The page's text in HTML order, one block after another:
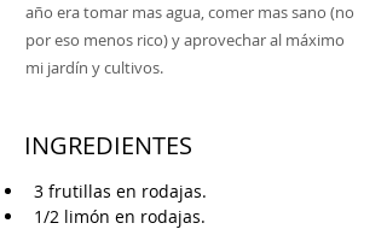
año era tomar mas agua, comer mas sano (no
por eso menos rico) y aprovechar al máximo
mi jardín y cultivos.
INGREDIENTES
3 frutillas en rodajas.
1/2 limón en rodajas.